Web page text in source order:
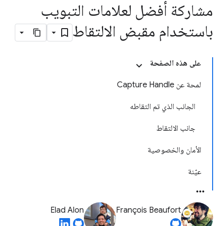
مشاركة أفضل لعلامات التبويب
باستخدام مقبض الالتقاط
على هذه الصفحة
لمحة عن Capture Handle
الجانب الذي تم التقاطه
جانب الالتقاط
الأمان والخصوصية
عيّنة
François Beaufort
Elad Alon